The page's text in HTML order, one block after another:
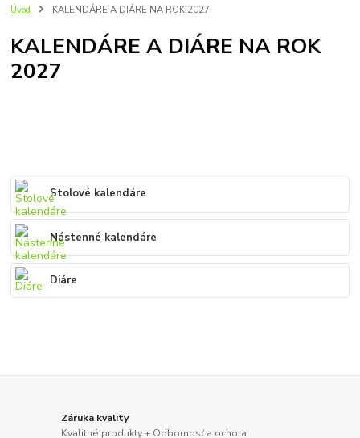
Úvod KALENDÁRE A DIÁRE NA ROK 2027
KALENDÁRE A DIÁRE NA ROK
2027
Stolové kalendáre
Nástenné kalendáre
Diáre
Záruka kvality
Kvalitné produkty + Odbornosť a ochota